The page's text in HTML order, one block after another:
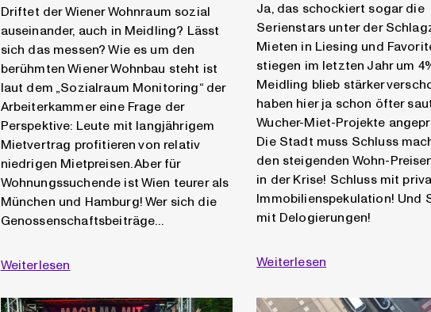
Driftet der Wiener Wohnraum sozial
auseinander, auch in Meidling? Lässt
sich das messen? Wie es um den
berühmten Wiener Wohnbau steht ist
laut dem „Sozialraum Monitoring“ der
Arbeiterkammer eine Frage der
Perspektive: Leute mit langjährigem
Mietvertrag profitieren von relativ
niedrigen Mietpreisen. Aber für
Wohnungssuchende ist Wien teurer als
München und Hamburg! Wer sich die
Genossenschaftsbeiträge…
Weiterlesen
Ja, das schockiert sogar die
Serienstars unter der
Mieten in Liesing und
stiegen im letzten Jahr um
Meidling blieb stärker
haben hier ja schon öfter
Wucher-Miet-Projekte
Die Stadt muss Schluss
den steigenden Wohn-
in der Krise! Schluss mit
Immobilienspekulation! Und
mit Delogierungen!
Weiterlesen